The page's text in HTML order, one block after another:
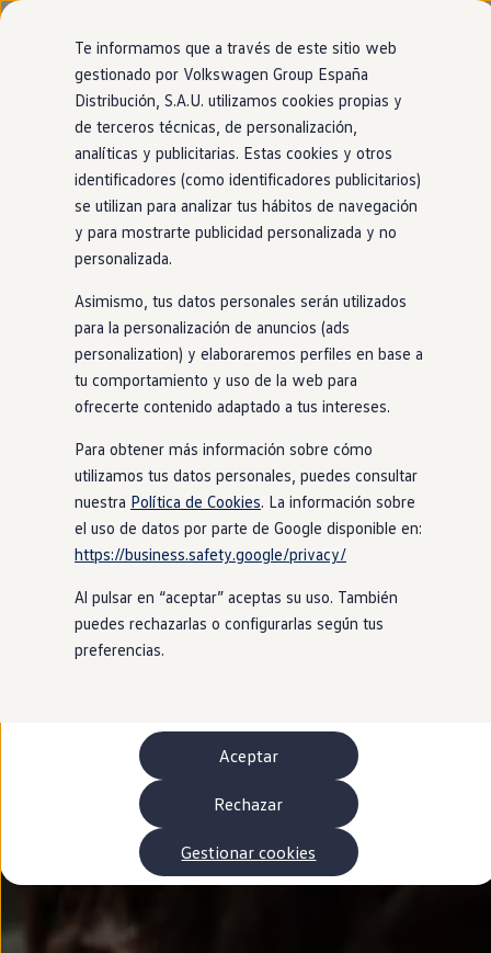
Ir
directamente
al contenido
Ir
directamente
al pie de
página
Nuevo ID. Cross
Vehículos Comerciales
Compra y ofertas
Volkswagen nuevo en stock
Volkswagen de ocasión
Financiación
My Renting
My Way
Seguros
Empresas
Autoescuelas
Eléctricos e híbridos
Más sobre híbridos
Plan Auto +
Etiquetas DGT
Simulador de autonomía, carga y ahorro
Carga y autonomía
Soluciones de carga
Tarifas de carga
Carga en casa
Modos de carga
Autonomía
Clientes y posventa
Club Volkswagen
Ofertas posventa
Beneficios Volkswagen
Asistencia en carretera
Servicios de movilidad
Garantía del fabricante
Buscar servicios para tu modelo
Volkswagen Apps, inicio de sesión y tienda
Conectar el móvil con el vehículo
Actualizaciones del software, los mapas y las
Mantenimiento y reparaciones
Revisiones e ITV
Aceite y líquidos del motor
Baterías
Te informamos que a través de este sitio web
gestionado por Volkswagen Group España
Distribución, S.A.U. utilizamos cookies propias y
de terceros técnicas, de personalización,
analíticas y publicitarias. Estas cookies y otros
identificadores (como identificadores publicitarios)
se utilizan para analizar tus hábitos de navegación
y para mostrarte publicidad personalizada y no
personalizada.
Asimismo, tus datos personales serán utilizados
para la personalización de anuncios (ads
personalization) y elaboraremos perfiles en base a
tu comportamiento y uso de la web para
ofrecerte contenido adaptado a tus intereses.
Para obtener más información sobre cómo
utilizamos tus datos personales, puedes consultar
nuestra Política de Cookies. La información sobre
el uso de datos por parte de Google disponible en:
https://business.safety.google/privacy/
Al pulsar en “aceptar” aceptas su uso. También
puedes rechazarlas o configurarlas según tus
preferencias.
Aceptar
Rechazar
Gestionar cookies